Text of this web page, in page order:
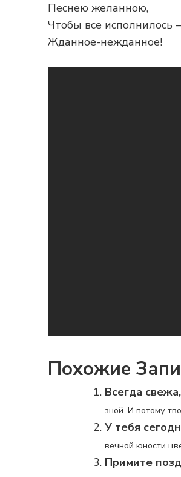
Песнею желанною,
Чтобы все исполнилось –
Жданное-нежданное!
Похожие
Всегда
зной. И потому
У тебя
вечной юности
Примите